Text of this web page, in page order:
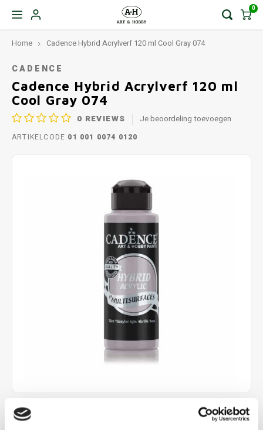
0
Home Cadence Hybrid Acrylverf 120 ml Cool Gray 074
CADENCE
Cadence Hybrid Acrylverf 120 ml
Cool Gray 074
0 REVIEWS Je beoordeling toevoegen
ARTIKELCODE 01 001 0074 0120
€4,25